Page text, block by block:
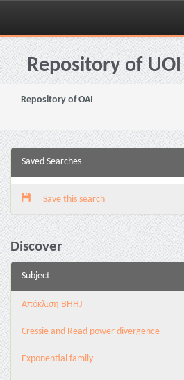
Skip
navigationRepository of
Repository of OAI
Saved Searches
Save this search
Discover
Subject
Aπόκλιση BHHJ
Cressie and Read power divergence
Exponential family